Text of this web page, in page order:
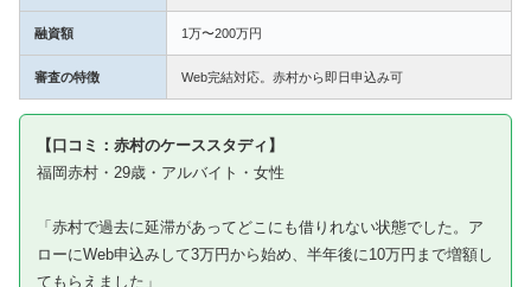
融資額 1万〜200万円
審査の特徴 Web完結対応。赤村から即日申込み可
【口コミ：赤村のケーススタディ】
福岡赤村・29歳・アルバイト・女性
「赤村で過去に延滞があってどこにも借りれない状態でした。ア
ローにWeb申込みして3万円から始め、半年後に10万円まで増額し
てもらえました」